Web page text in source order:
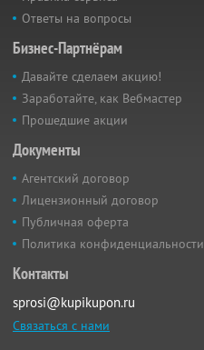
Ответы на вопросы
Бизнес-Партнёрам
Давайте сделаем акцию!
Заработайте, как Вебмастер
Прошедшие акции
Документы
Агентский договор
Лицензионный договор
Публичная оферта
Политика конфиденциальности
Контакты
sprosi@kupikupon.ru
Связаться с нами